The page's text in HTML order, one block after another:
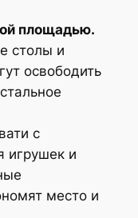
площадью.
столы и
освободить
с
игрушек и
место и